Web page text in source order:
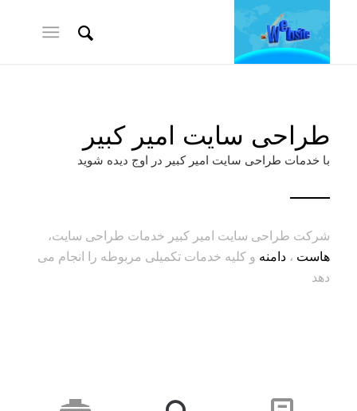
طراحی سایت امیر کبیر
با خدمات طراحی سایت امیر کبیر در اوج دیده شوید
شرکت طراحی سایت امیر کبیر خدمات طراحی سایت،
هاست ، دامنه و کلیه خدمات تکمیلی مربوطه را انجام می
دهد